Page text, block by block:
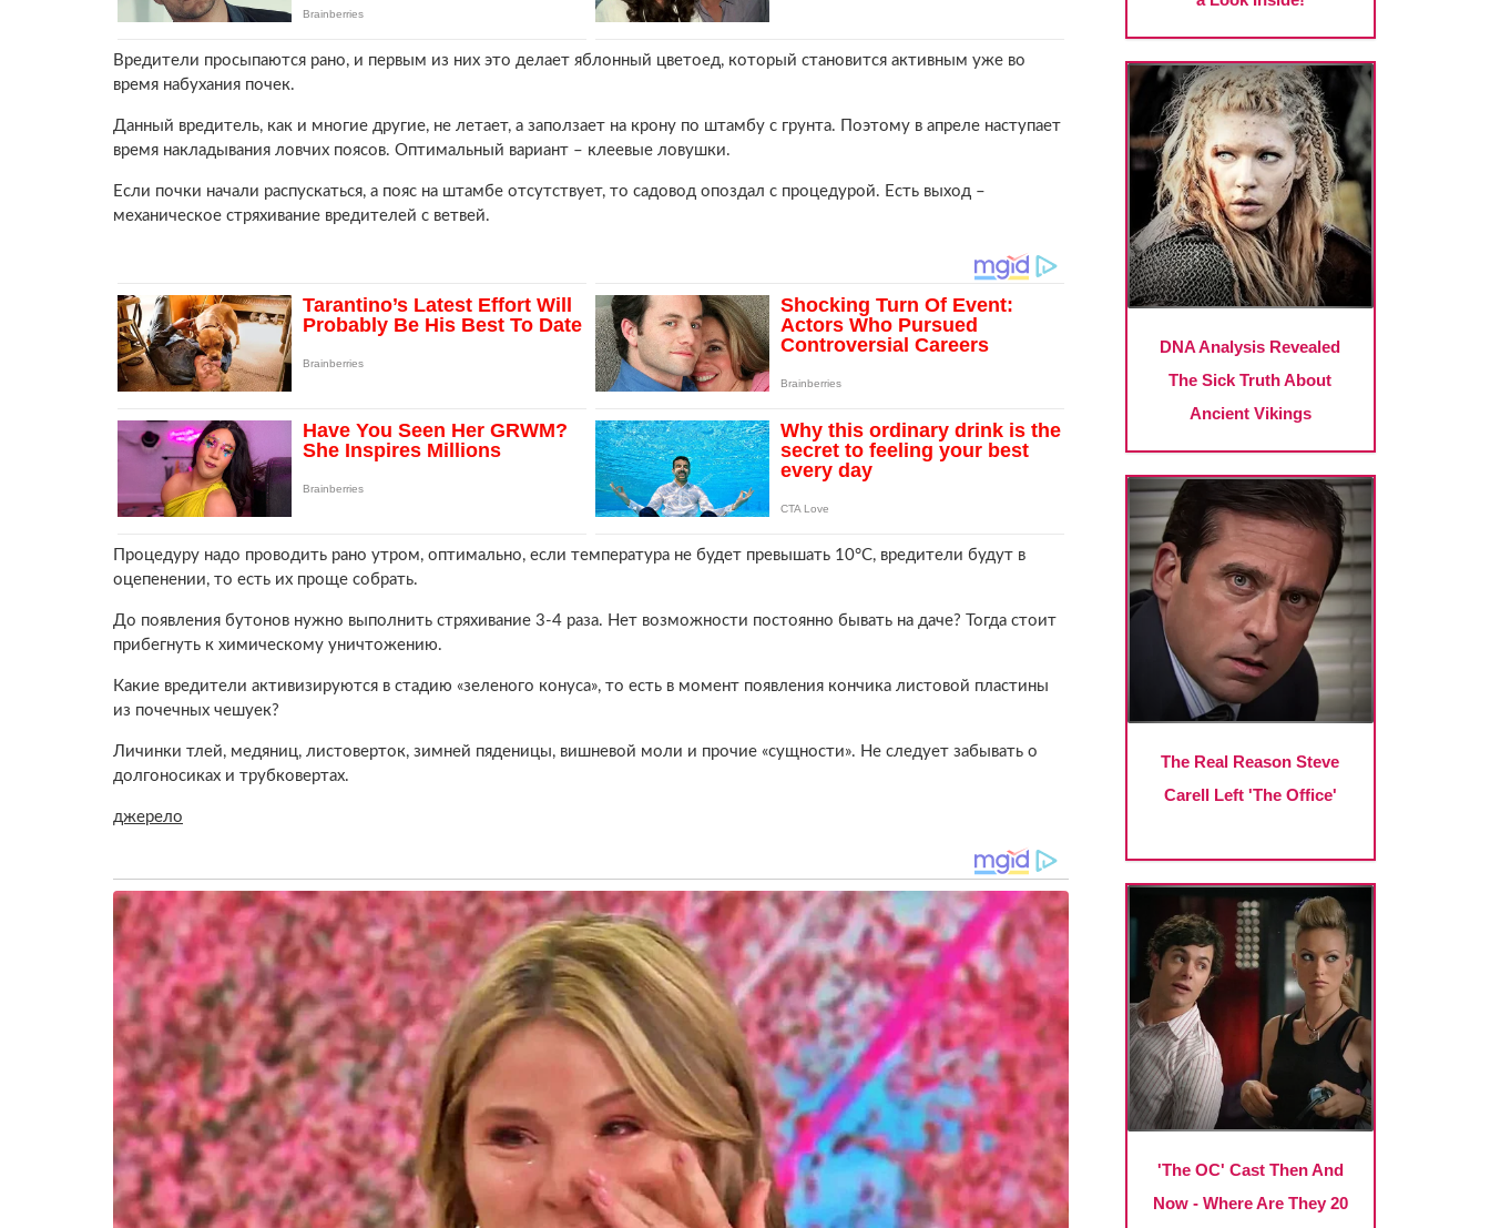
Вредители просыпаются рано, и первым из них это делает яблонный цветоед, который становится активным уже во
время набухания почек.
Данный вредитель, как и многие другие, не летает, а заползает на крону по штамбу с грунта. Поэтому в апреле наступает
время накладывания ловчих поясов. Оптимальный вариант – клеевые ловушки.
Если почки начали распускаться, а пояс на штамбе отсутствует, то садовод опоздал с процедурой. Есть выход –
механическое стряхивание вредителей с ветвей.
Процедуру надо проводить рано утром, оптимально, если температура не будет превышать 10°С, вредители будут в
оцепенении, то есть их проще собрать.
До появления бутонов нужно выполнить стряхивание 3-4 раза. Нет возможности постоянно бывать на даче? Тогда стоит
прибегнуть к химическому уничтожению.
Какие вредители активизируются в стадию «зеленого конуса», то есть в момент появления кончика листовой пластины
из почечных чешуек?
Личинки тлей, медяниц, листоверток, зимней пяденицы, вишневой моли и прочие «сущности». Не следует забывать о
долгоносиках и трубковертах.
джерело